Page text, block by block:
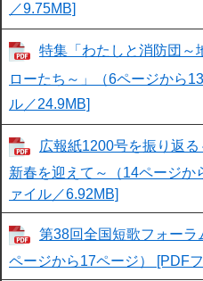
／9.75MB]
特集「わたしと消防団～
ローたち～」（6ページから
ル／24.9MB]
広報紙1200号を振り返
新春を迎えて～（14ページか
ァイル／6.92MB]
第38回全国短歌フォー
ページから17ページ） [PDF